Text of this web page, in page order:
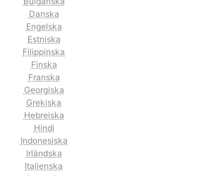
Danska
Engelska
Estniska
Filippinska
Finska
Franska
Georgiska
Grekiska
Hebreiska
Hindi
Indonesiska
Irländska
Italienska